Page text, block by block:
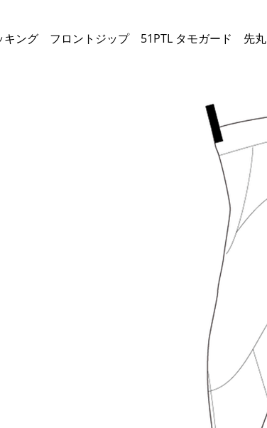
キング フロントジップ 51PTL タモガード 先丸